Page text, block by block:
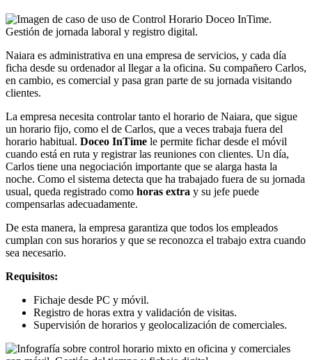
Naiara es administrativa en una empresa de servicios, y cada día
ficha desde su ordenador al llegar a la oficina. Su compañero Carlos,
en cambio, es comercial y pasa gran parte de su jornada visitando
clientes.
La empresa necesita controlar tanto el horario de Naiara, que sigue
un horario fijo, como el de Carlos, que a veces trabaja fuera del
horario habitual. Doceo InTime le permite fichar desde el móvil
cuando está en ruta y registrar las reuniones con clientes. Un día,
Carlos tiene una negociación importante que se alarga hasta la
noche. Como el sistema detecta que ha trabajado fuera de su jornada
usual, queda registrado como horas extra y su jefe puede
compensarlas adecuadamente.
De esta manera, la empresa garantiza que todos los empleados
cumplan con sus horarios y que se reconozca el trabajo extra cuando
sea necesario.
Requisitos:
Fichaje desde PC y móvil.
Registro de horas extra y validación de visitas.
Supervisión de horarios y geolocalización de comerciales.